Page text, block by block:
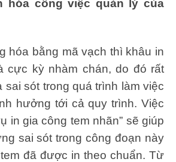
hóa công việc quản lý của
hóa bằng mã vạch thì khâu in
cực kỳ nhàm chán, do đó rất
sai sót trong quá trình làm việc
hưởng tới cả quy trình. Việc
in gia công tem nhãn” sẽ giúp
sai sót trong công đoạn này
đã được in theo chuẩn. Từ